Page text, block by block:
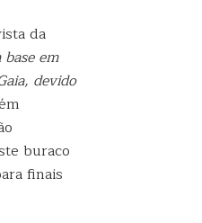
da
em
devido
buraco
finais